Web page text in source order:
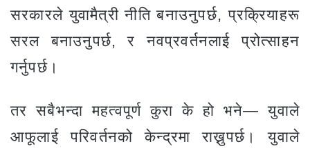
सरकारले युवामैत्री नीति बनाउनुपर्छ, प्रक्रियाहरू
सरल बनाउनुपर्छ, र नवप्रवर्तनलाई प्रोत्साहन
गर्नुपर्छ।
तर सबैभन्दा महत्वपूर्ण कुरा के हो भने— युवाले
आफूलाई परिवर्तनको केन्द्रमा राख्नुपर्छ। युवाले